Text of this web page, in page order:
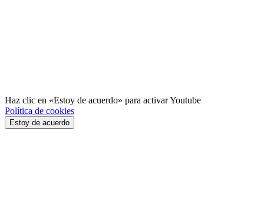
Haz clic en «Estoy de acuerdo» para activar Youtube
Política de cookies
Estoy de acuerdo